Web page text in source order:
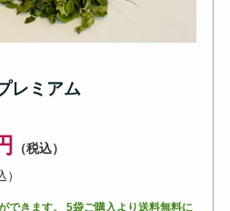
レミアム
（税込）
）
できます。 5袋ご購入より送料無料に